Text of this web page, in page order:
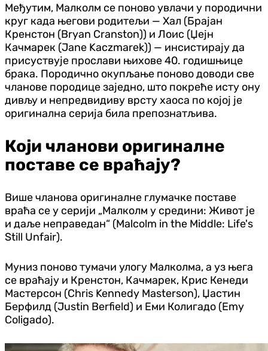
Међутим, Малколм се поново увлачи у породични
круг када његови родитељи — Хал (Брајан
Кренстон (Bryan Cranston)) и Лоис (Џејн
Качмарек (Jane Kaczmarek)) — инсистирају да
присуствује прослави њихове 40. годишњице
брака. Породично окупљање поново доводи све
чланове породице заједно, што покреће исту ону
дивљу и непредвидиву врсту хаоса по којој је
оригинална серија била препознатљива.
Који чланови оригиналне
поставе се враћају?
Више чланова оригиналне глумачке поставе
враћа се у серији „Малколм у средини: Живот је
и даље неправедан“ (Malcolm in the Middle: Life's
Still Unfair).
Муниз поново тумачи улогу Малколма, а уз њега
се враћају и Кренстон, Качмарек, Крис Кенеди
Мастерсон (Chris Kennedy Masterson), Џастин
Берфилд (Justin Berfield) и Еми Колигадо (Emy
Coligado).